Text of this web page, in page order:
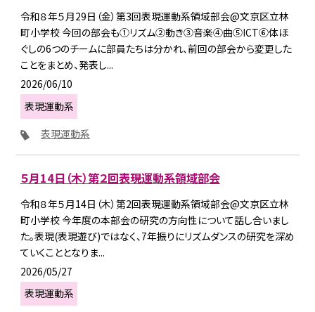
令和８年５月29日（金）第3回表現運動系領域部会@文京区立林
町小学校 今回の部会も①リズム②動き③音楽④曲⑤ICT⑥体ほ
ぐしの6つのチームに部員たちは分かれ、前回の部会から変更した
ことをまとめ、発表し...
2026/06/10
表現運動系
表現運動系
５月14日（木）第２回表現運動系領域部会
令和８年５月14日（木）第2回表現運動系領域部会@文京区立林
町小学校 今年度の本部会の研究の方向性について話し合いまし
た。表現(表現遊び)ではなく、7年振りにリズムダンスの研究を深め
ていくこととなりま...
2026/05/27
表現運動系